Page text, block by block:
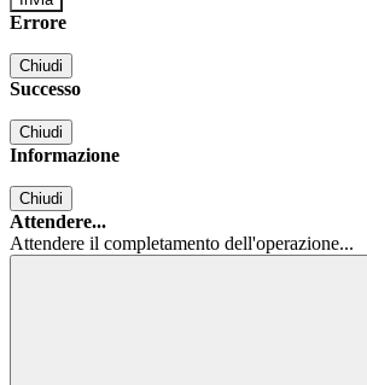
Errore
Chiudi
Successo
Chiudi
Informazione
Chiudi
Attendere...
Attendere il completamento dell'operazione...